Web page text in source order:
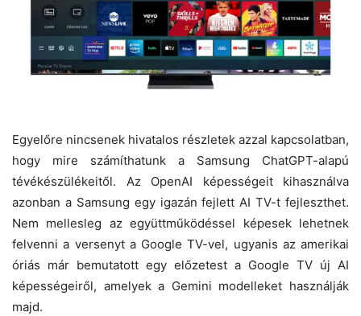
Egyelőre nincsenek hivatalos részletek azzal kapcsolatban,
hogy mire számíthatunk a Samsung ChatGPT-alapú
tévékészülékeitől. Az OpenAI képességeit kihasználva
azonban a Samsung egy igazán fejlett AI TV-t fejleszthet.
Nem mellesleg az együttműködéssel képesek lehetnek
felvenni a versenyt a Google TV-vel, ugyanis az amerikai
óriás már bemutatott egy előzetest a Google TV új AI
képességeiről, amelyek a Gemini modelleket használják
majd.